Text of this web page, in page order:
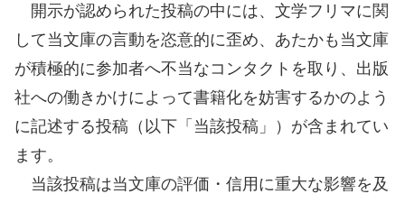
開示が認められた投稿の中には、文学フリマに関
して当文庫の言動を恣意的に歪め、あたかも当文庫
が積極的に参加者へ不当なコンタクトを取り、出版
社への働きかけによって書籍化を妨害するかのよう
に記述する投稿（以下「当該投稿」）が含まれてい
ます。
当該投稿は当文庫の評価・信用に重大な影響を及